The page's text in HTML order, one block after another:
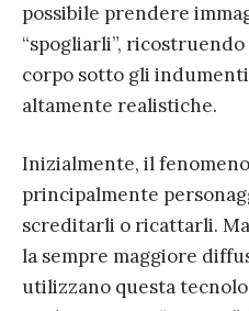
possibile prendere
“spogliarli”,
corpo sotto gli
altamente realistiche.
Inizialmente, il
principalmente
screditarli o ricattarli.
la sempre maggiore
utilizzano questa